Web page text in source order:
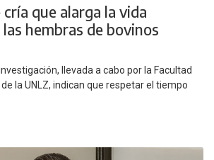
que alarga la vida
hembras de bovinos
llevada a cabo por la Facultad
la UNLZ, indican que respetar el tiempo